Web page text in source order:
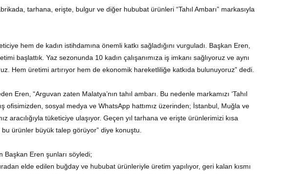
tarhana, erişte, bulgur ve diğer hububat ürünleri “Tahıl Ambarı” markasıyla
hem de kadın istihdamına önemli katkı sağladığını vurguladı. Başkan Eren,
başlattık. Yaz sezonunda 10 kadın çalışanımıza iş imkanı sağlıyoruz ve aynı
Hem üretimi artırıyor hem de ekonomik hareketliliğe katkıda bulunuyoruz” dedi.
Eren, “Arguvan zaten Malatya’nın tahıl ambarı. Bu nedenle markamızı ‘Tahıl
ofisimizden, sosyal medya ve WhatsApp hattımız üzerinden; İstanbul, Muğla ve
aracılığıyla tüketiciye ulaşıyor. Geçen yıl tarhana ve erişte ürünlerimizi kısa
ürünler büyük talep görüyor” diye konuştu.
Eren şunları söyledi;
elde edilen buğday ve hububat ürünleriyle üretim yapılıyor, geri kalan kısmı